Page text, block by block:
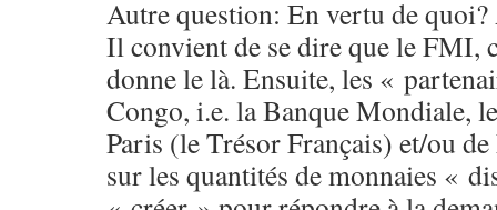
Autre question: En vertu de
Il convient de se dire que le FMI,
donne le là. Ensuite, les «
Congo, i.e. la Banque Mondiale,
Paris (le Trésor Français) et/ou
sur les quantités de monnaies «